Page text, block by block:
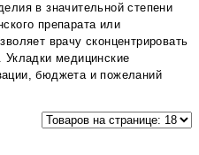
в значительной степени
препарата или
врачу сконцентрировать
Укладки медицинские
бюджета и пожеланий